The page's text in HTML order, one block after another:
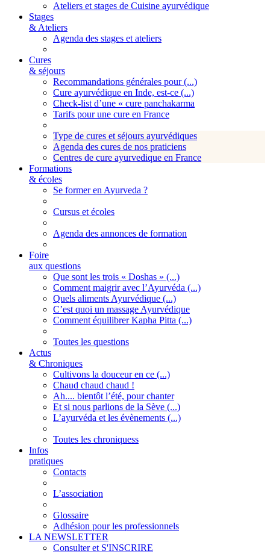
Ateliers et stages de Cuisine ayurvédique
Stages
& Ateliers
Agenda des stages et ateliers
Cures
& séjours
Recommandations générales pour (...)
Cure ayurvédique en Inde, est-ce (...)
Check-list d’une « cure panchakarma
Tarifs pour une cure en France
Type de cures et séjours ayurvédiques
Agenda des cures de nos praticiens
Centres de cure ayurvedique en France
Formations
& écoles
Se former en Ayurveda ?
Cursus et écoles
Agenda des annonces de formation
Foire
aux questions
Que sont les trois « Doshas » (...)
Comment maigrir avec l’Ayurvéda (...)
Quels aliments Ayurvédique (...)
C’est quoi un massage Ayurvédique
Comment équilibrer Kapha Pitta (...)
Toutes les questions
Actus
& Chroniques
Cultivons la douceur en ce (...)
Chaud chaud chaud !
Ah.... bientôt l’été, pour chanter
Et si nous parlions de la Sève (...)
L’ayurvéda et les évènements (...)
Toutes les chroniquess
Infos
pratiques
Contacts
L’association
Glossaire
Adhésion pour les professionnels
LA NEWSLETTER
Consulter et S'INSCRIRE